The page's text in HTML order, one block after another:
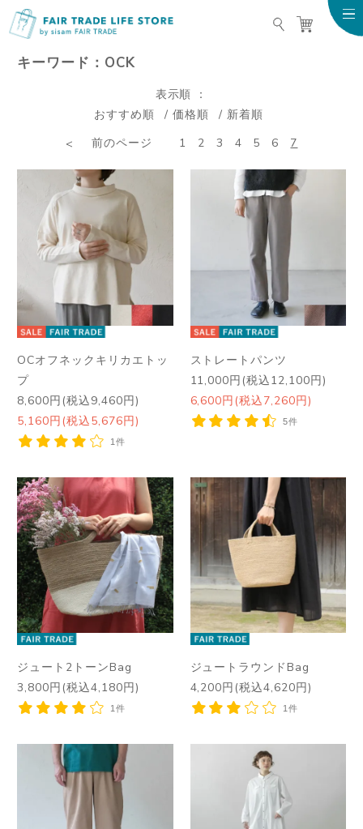
FAIR TRADE LIFE
キーワード：OCK
表示順
おすすめ順
価格順
新着順
前のページ
1 2 3 4 5 6 7
OCオフネックキリカエトッ
プ
8,600円(税込9,460円)
5,160円(税込5,676円)
1件
ストレートパンツ
11,000円(税込12,100円)
6,600円(税込7,260円)
5件
ジュート2トーンBag
3,800円(税込4,180円)
1件
ジュートラウンドBag
4,200円(税込4,620円)
1件